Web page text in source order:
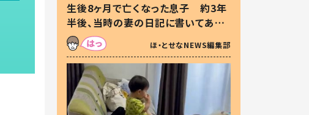
生後8ヶ月で亡くなった息子 約3年
半後、当時の妻の日記に書いてあっ
た本音とは
ほ・とせなNEWS編集部